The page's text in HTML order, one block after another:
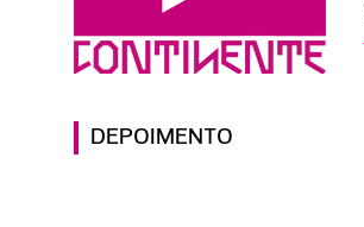
DEPOIMENTO